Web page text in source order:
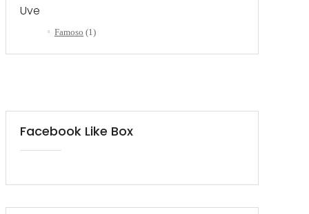
Uve
Famoso (1)
Facebook Like Box